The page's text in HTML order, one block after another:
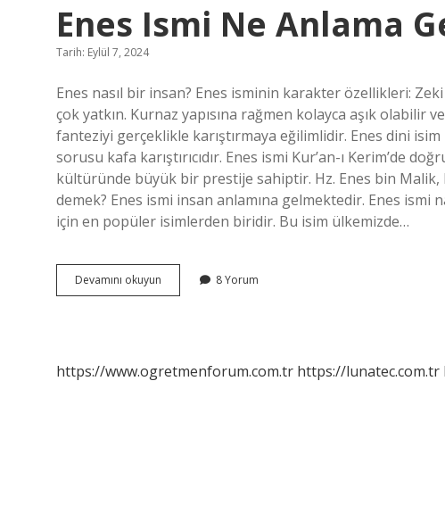
Enes Ismi Ne Anlama
Tarih: Eylül 7, 2024
Enes nasıl bir insan? Enes isminin karakter özellikleri:
çok yatkın. Kurnaz yapısına rağmen kolayca aşık olabilir
fanteziyi gerçeklikle karıştırmaya eğilimlidir. Enes dini isim
sorusu kafa karıştırıcıdır. Enes ismi Kur’an-ı Kerim’de
kültüründe büyük bir prestije sahiptir. Hz. Enes bin Malik,
demek? Enes ismi insan anlamına gelmektedir. Enes ismi
için en popüler isimlerden biridir. Bu isim ülkemizde…
Devamını okuyun
Ismi
8 Yorum
https://www.ogretmenforum.com.tr https://lunatec.com.tr